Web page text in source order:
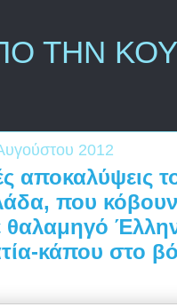
ΤΗΝ
2012
αποκαλύψεις
που
θαλαμηγό
κάπου στο